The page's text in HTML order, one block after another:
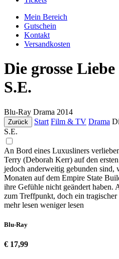
Mein Bereich
Gutschein
Kontakt
Versandkosten
Die grosse
S.E.
Blu-Ray Drama 2014
Zurück Start Film & TV Drama
S.E.
An Bord eines Luxusliners
Terry (Deborah Kerr) auf den
jedoch anderweitig gebunden sind,
Monaten auf dem Empire State
ihre Gefühle nicht geändert haben.
zum Treffpunkt, doch ein
mehr lesen weniger lesen
Blu-Ray
€ 17,99